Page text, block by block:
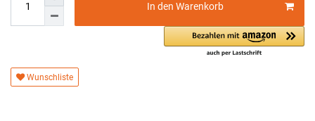
In den Warenkorb
Wunschliste